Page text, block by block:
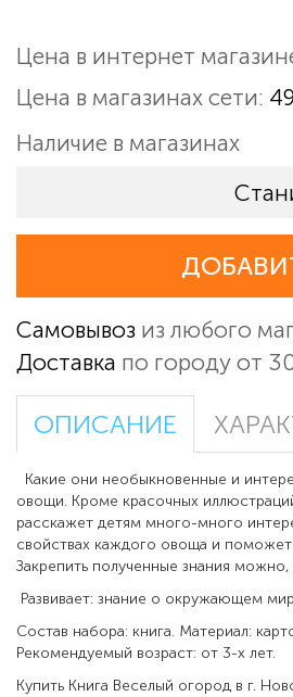
Цена в интернет
Цена в магазинах сети:
Наличие в магазинах
Самовывоз из любого
Доставка по городу от
ОПИСАНИЕ
Какие они необыкновенные и
овощи. Кроме красочных
расскажет детям много-много
свойствах каждого овоща и поможет
Закрепить полученные знания
Развивает: знание о окружающем
Состав набора: книга. Материал:
Рекомендуемый возраст: от 3-х лет.
Купить Книга Веселый огород в г.